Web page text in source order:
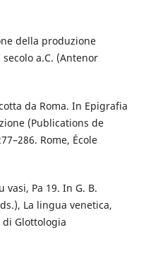
della produzione
a.C. (Antenor
da Roma. In Epigrafia
(Publications de
Rome, École
vasi, Pa 19. In G. B.
La lingua venetica,
di Glottologia